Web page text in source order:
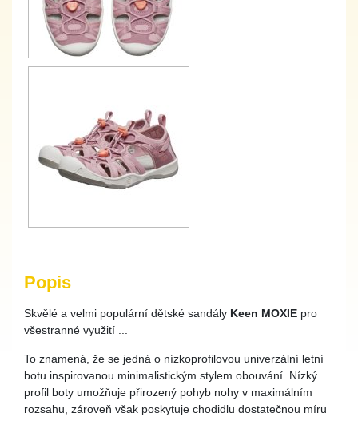
Popis
Skvělé a velmi populární dětské sandály Keen MOXIE pro
všestranné využití ...
To znamená, že se jedná o nízkoprofilovou univerzální letní
botu inspirovanou minimalistickým stylem obouvání. Nízký
profil boty umožňuje přirozený pohyb nohy v maximálním
rozsahu, zároveň však poskytuje chodidlu dostatečnou míru